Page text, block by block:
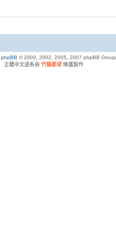
phpBB © 2000, 2002, 2005, 2007 phpBB Group
正體中文語系由 竹貓星球 維護製作